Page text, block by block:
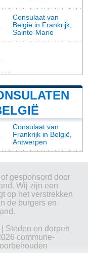
Consulaat van
België in Frankrijk,
Sainte-Marie
Consulaat van
Frankrijk in België,
Antwerpen
gesponsord door
Wij zijn een
op het verstrekken
de burgers en
Steden en dorpen
commune-